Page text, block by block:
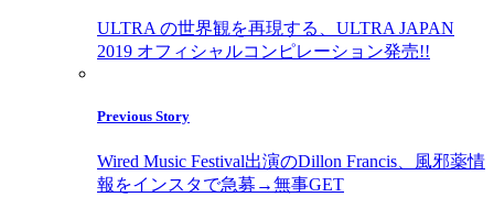
ULTRA の世界観を再現する、ULTRA JAPAN
2019 オフィシャルコンピレーション発売!!
Previous Story
Wired Music Festival出演のDillon Francis、風邪薬情
報をインスタで急募→無事GET